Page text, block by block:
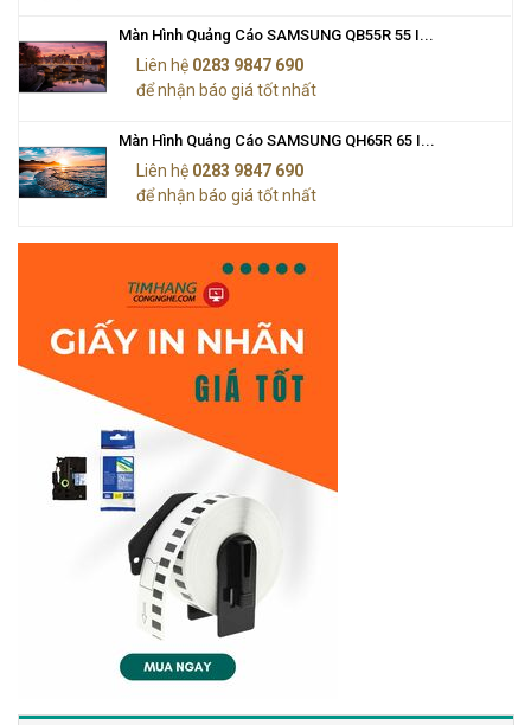
Màn Hình Quảng Cáo SAMSUNG QB55R 55 I...
Liên hệ 0283 9847 690
để nhận báo giá tốt nhất
Màn Hình Quảng Cáo SAMSUNG QH65R 65 I...
Liên hệ 0283 9847 690
để nhận báo giá tốt nhất